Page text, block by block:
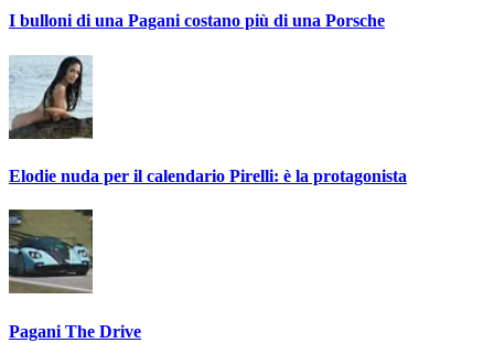
I bulloni di una Pagani costano più di una Porsche
Elodie nuda per il calendario Pirelli: è la protagonista
Pagani The Drive